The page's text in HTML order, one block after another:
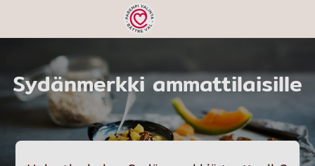
Sydänmerkki ammattilaisille